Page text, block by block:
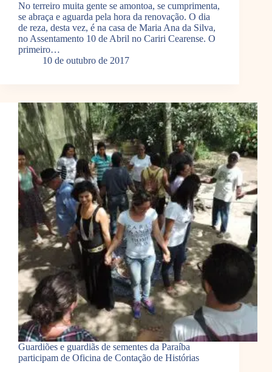
No terreiro muita gente se amontoa, se cumprimenta,
se abraça e aguarda pela hora da renovação. O dia
de reza, desta vez, é na casa de Maria Ana da Silva,
no Assentamento 10 de Abril no Cariri Cearense. O
primeiro…
10 de outubro de 2017
Guardiões e guardiãs de sementes da Paraíba
participam de Oficina de Contação de Histórias